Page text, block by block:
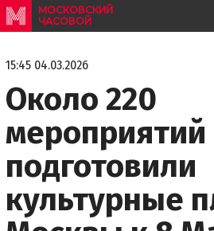
МОСКОВСКИЙ
ЧАСОВОЙ
15:45 04.03.2026
Около 220
мероприятий
подготовили
культурные